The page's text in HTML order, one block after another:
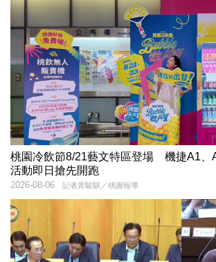
桃園冷飲節8/21藝文特區登場 機捷A1、
活動即日搶先開跑
記者黃駿騏／桃園報導
2026-08-06